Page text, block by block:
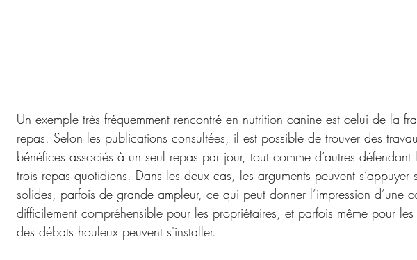
Un exemple très fréquemment rencontré en nutrition canine est celui de la
repas. Selon les publications consultées, il est possible de trouver des
bénéfices associés à un seul repas par jour, tout comme d’autres défendant
trois repas quotidiens. Dans les deux cas, les arguments peuvent s’appuyer
solides, parfois de grande ampleur, ce qui peut donner l’impression d’une
difficilement compréhensible pour les propriétaires, et parfois même pour les
des débats houleux peuvent s'installer.